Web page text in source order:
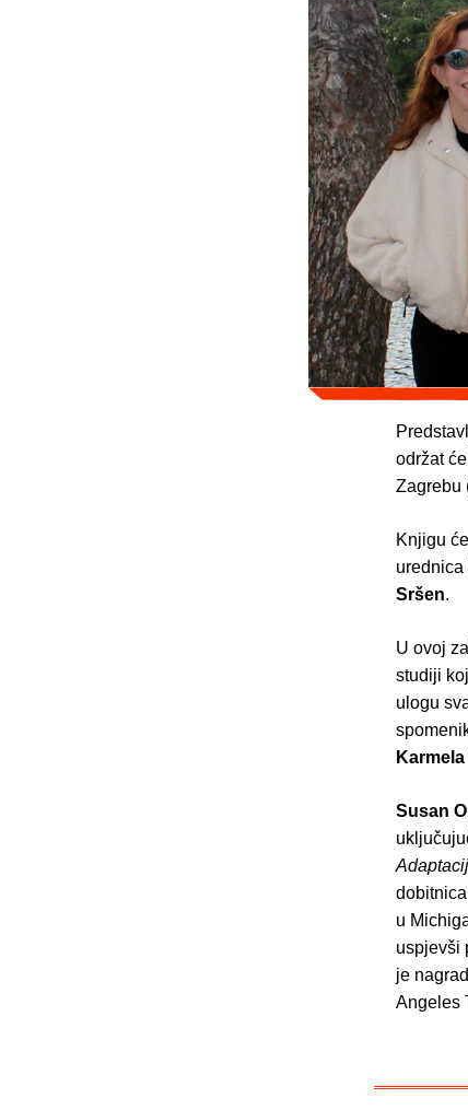
održat
Zagrebu
Knjigu
urednica
Sršen.
U ovoj
studiji
ulogu
Susan
u
uspjevši
je
Angeles